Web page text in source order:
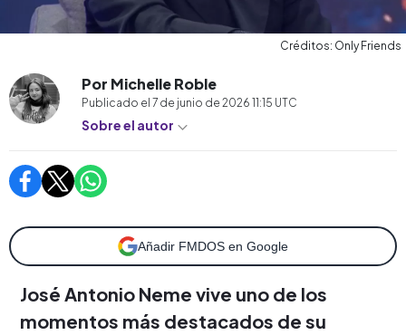
Créditos: Only Friends
Por Michelle Roble
Publicado el 7 de junio de 2026 11:15 UTC
Sobre el autor
Añadir FMDOS en Google
José Antonio Neme vive uno de los
momentos más destacados de su